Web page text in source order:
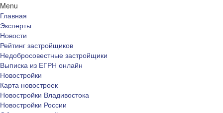
Menu
Главная
Эксперты
Новости
Рейтинг застройщиков
Недобросовестные застройщики
Выписка из ЕГРН онлайн
Новостройки
Карта новостроек
Новостройки Владивостока
Новостройки России